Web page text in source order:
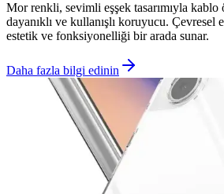
Mor renkli, sevimli eşşek tasarımıyla kablo
dayanıklı ve kullanışlı koruyucu. Çevresel
estetik ve fonksiyonelliği bir arada sunar.
Daha fazla bilgi edinin